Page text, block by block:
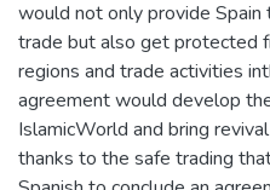
would not only provide
trade but also get protected
regions and trade activities
agreement would develop
IslamicWorld and bring
thanks to the safe trading